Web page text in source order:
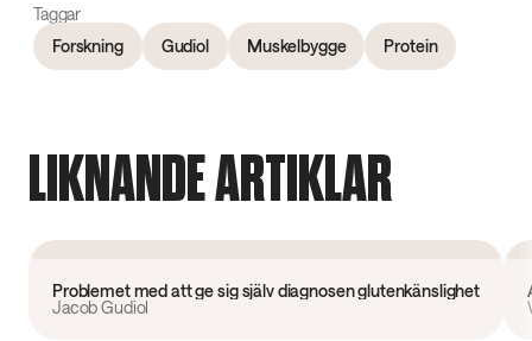
Taggar
Forskning
Gudiol Muskelbygge Protein
LIKNANDE ARTIKLAR
Problemet med att ge sig själv diagnosen glutenkänslighet
Jacob Gudiol